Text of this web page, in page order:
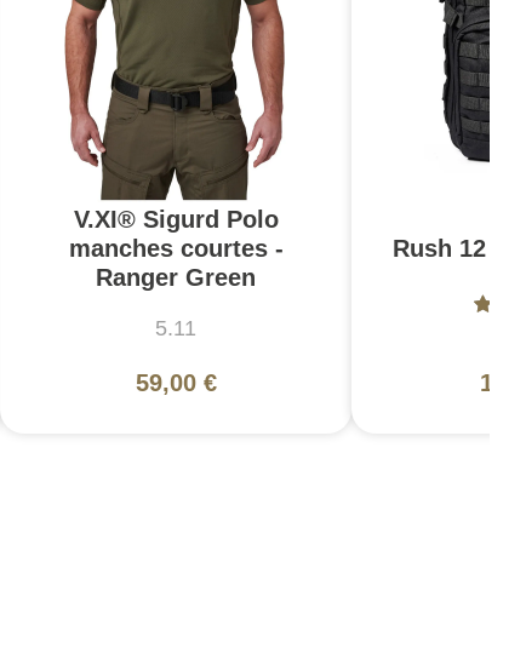
V.XI® Sigurd Polo
manches courtes -
Ranger Green
5.11
59,00 €
Rush 12